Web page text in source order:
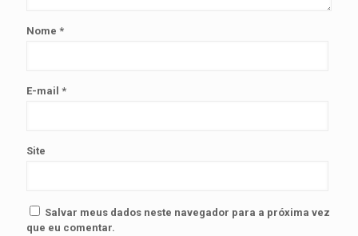
Nome *
E-mail *
Site
Salvar meus dados neste navegador para a próxima vez
que eu comentar.